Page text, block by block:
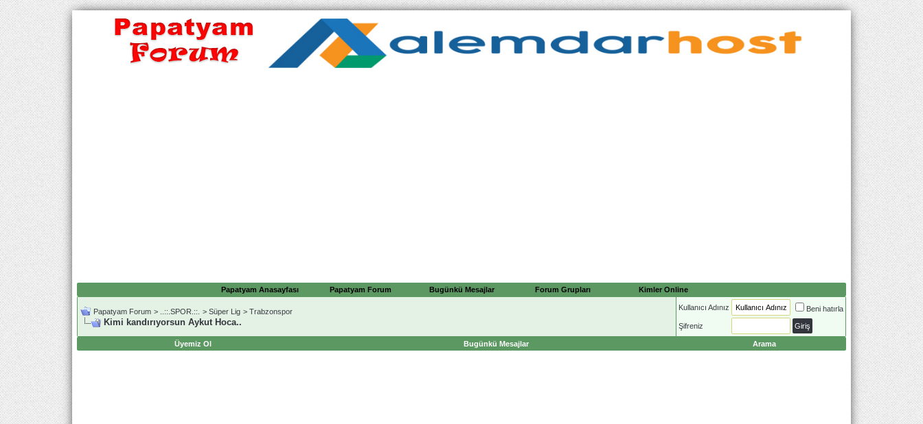
Papatyam Anasayfası Papatyam Forum Bugünkü Mesajlar Forum Grupları Kimler Online
Papatyam Forum > ..::.SPOR.::. > Süper Lig > Trabzonspor
Kimi kandırıyorsun Aykut Hoca..
Kullanıcı Adınız Beni hatırla
Şifreniz
Üyemiz Ol Bugünkü Mesajlar Arama